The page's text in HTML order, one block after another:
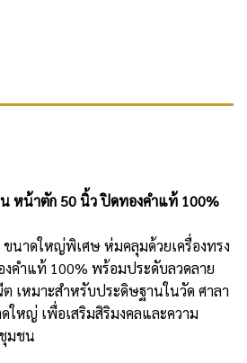
หน้าตัก 50 นิ้ว ปิดทองคำแท้ 100%
ขนาดใหญ่พิเศษ ห่มคลุมด้วยเครื่องทรง
คำแท้ 100% พร้อมประดับลวดลาย
เหมาะสำหรับประดิษฐานในวัด ศาลา
หญ่ เพื่อเสริมสิริมงคลและความ
มชน